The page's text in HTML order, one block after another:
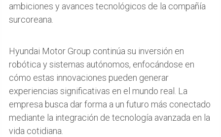
ambiciones y avances tecnológicos de la compañía
surcoreana.
Hyundai Motor Group continúa su inversión en
robótica y sistemas autónomos, enfocándose en
cómo estas innovaciones pueden generar
experiencias significativas en el mundo real. La
empresa busca dar forma a un futuro más conectado
mediante la integración de tecnología avanzada en la
vida cotidiana.